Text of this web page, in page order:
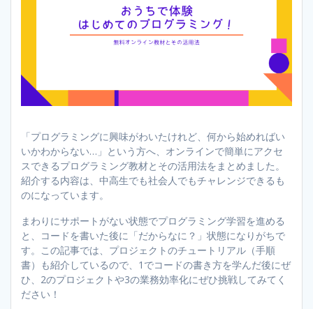
「プログラミングに興味がわいたけれど、何から始めればい
いかわからない…」という方へ、オンラインで簡単にアクセ
スできるプログラミング教材とその活用法をまとめました。
紹介する内容は、中高生でも社会人でもチャレンジできるも
のになっています。
まわりにサポートがない状態でプログラミング学習を進める
と、コードを書いた後に「だからなに？」状態になりがちで
す。この記事では、プロジェクトのチュートリアル（手順
書）も紹介しているので、1でコードの書き方を学んだ後にぜ
ひ、2のプロジェクトや3の業務効率化にぜひ挑戦してみてく
ださい！